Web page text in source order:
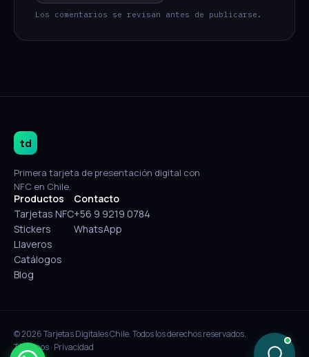
Los comentarios se revisan antes de publicarse.
td
Primera tarjeta de presentación digital con
NFC en Chile.
Productos
Tarjetas NFC
Stickers
Llaveros
Catálogos
Blog
Contacto
+56 9 9219 0784
WhatsApp
© 2026 Tarjetas Digitales Chile. Todos los derechos reservados.
Términos· Privacidad